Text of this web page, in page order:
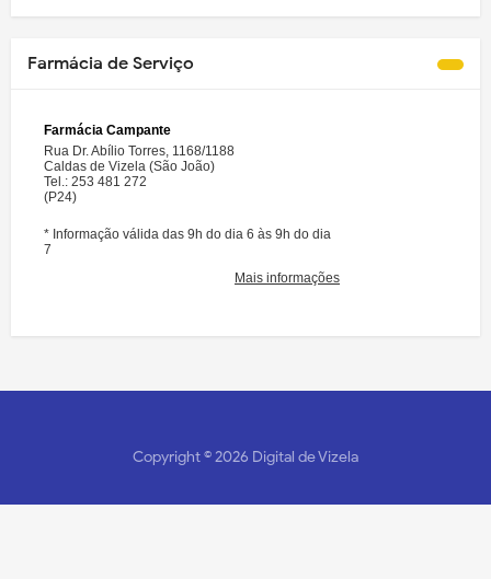
Farmácia de Serviço
Copyright ©2026 Digital de Vizela